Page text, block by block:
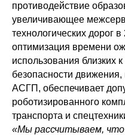
противодействие
увеличивающее
технологических дорог
оптимизация времени
использования близких
безопасности
АСГП, обеспечивает
роботизированного
транспорта и
«Мы рассчитываем,